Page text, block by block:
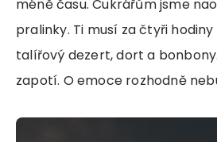
méně času. Cukrářům jsme
pralinky. Ti musí za čtyři
talířový dezert, dort a
zapotí. O emoce rozhodně